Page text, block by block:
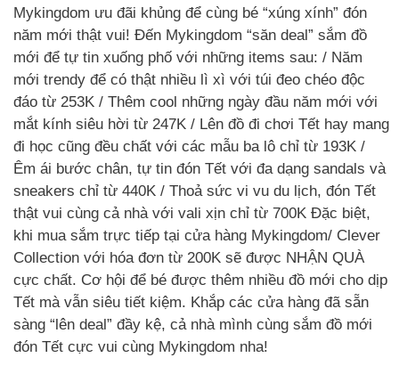
Mykingdom ưu đãi khủng để cùng bé “xúng xính” đón
năm mới thật vui! Đến Mykingdom “săn deal” sắm đồ
mới để tự tin xuống phố với những items sau: / Năm
mới trendy để có thật nhiều lì xì với túi đeo chéo độc
đáo từ 253K / Thêm cool những ngày đầu năm mới với
mắt kính siêu hời từ 247K / Lên đồ đi chơi Tết hay mang
đi học cũng đều chất với các mẫu ba lô chỉ từ 193K /
Êm ái bước chân, tự tin đón Tết với đa dạng sandals và
sneakers chỉ từ 440K / Thoả sức vi vu du lịch, đón Tết
thật vui cùng cả nhà với vali xịn chỉ từ 700K Đặc biệt,
khi mua sắm trực tiếp tại cửa hàng Mykingdom/ Clever
Collection với hóa đơn từ 200K sẽ được NHẬN QUÀ
cực chất. Cơ hội để bé được thêm nhiều đồ mới cho dịp
Tết mà vẫn siêu tiết kiệm. Khắp các cửa hàng đã sẵn
sàng “lên deal” đầy kệ, cả nhà mình cùng sắm đồ mới
đón Tết cực vui cùng Mykingdom nha!